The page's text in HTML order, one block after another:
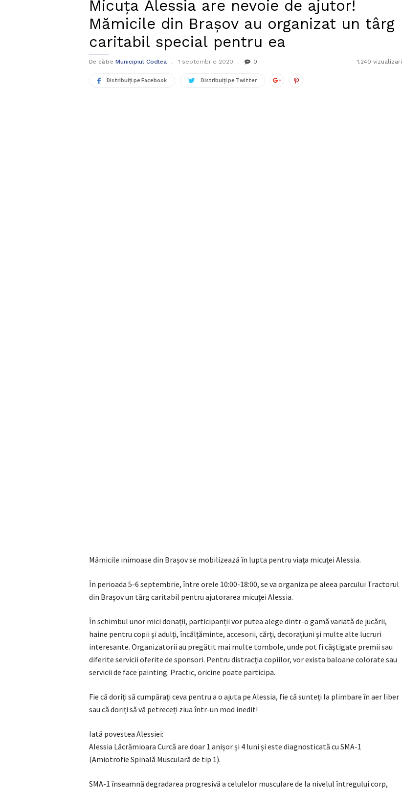
Micuța Alessia are nevoie de ajutor!
Mămicile din Brașov au organizat un târg
caritabil special pentru ea
De către Municipiul Codlea 1 septembrie 2020 0 1.240 vizualizari
Distribuiți pe Facebook Distribuiți pe Twitter
Mămicile inimoase din Brașov se mobilizează în lupta pentru viața micuței Alessia.
În perioada 5-6 septembrie, între orele 10:00-18:00, se va organiza pe aleea parcului Tractorul
din Brașov un târg caritabil pentru ajutorarea micuței Alessia.
În schimbul unor mici donații, participanții vor putea alege dintr-o gamă variată de jucării,
haine pentru copii şi adulți, încălțăminte, accesorii, cărți, decorațiuni şi multe alte lucruri
interesante. Organizatorii au pregătit mai multe tombole, unde pot fi câștigate premii sau
diferite servicii oferite de sponsori. Pentru distracția copiilor, vor exista baloane colorate sau
servicii de face painting. Practic, oricine poate participa.
Fie că doriți să cumpărați ceva pentru a o ajuta pe Alessia, fie că sunteți la plimbare în aer liber
sau că doriți să vă petreceți ziua într-un mod inedit!
Iată povestea Alessiei:
Alessia Lăcrămioara Curcă are doar 1 anișor și 4 luni și este diagnosticată cu SMA-1
(Amiotrofie Spinală Musculară de tip 1).
SMA-1 înseamnă degradarea progresivă a celulelor musculare de la nivelul întregului corp,